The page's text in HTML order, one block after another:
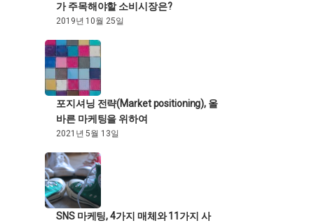
가 주목해야할 소비시장은?
2019년 10월 25일
포지셔닝 전략(Market positioning), 올
바른 마케팅을 위하여
2021년 5월 13일
SNS 마케팅, 4가지 매체와 11가지 사